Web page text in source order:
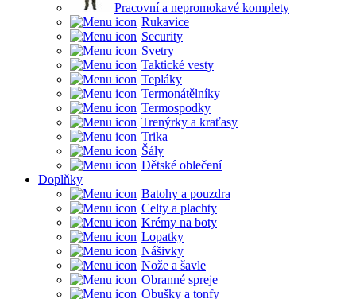
Pracovní a nepromokavé komplety
Rukavice
Security
Svetry
Taktické vesty
Tepláky
Termonátělníky
Termospodky
Trenýrky a kraťasy
Trika
Šály
Dětské oblečení
Doplňky
Batohy a pouzdra
Celty a plachty
Krémy na boty
Lopatky
Nášivky
Nože a šavle
Obranné spreje
Obušky a tonfy